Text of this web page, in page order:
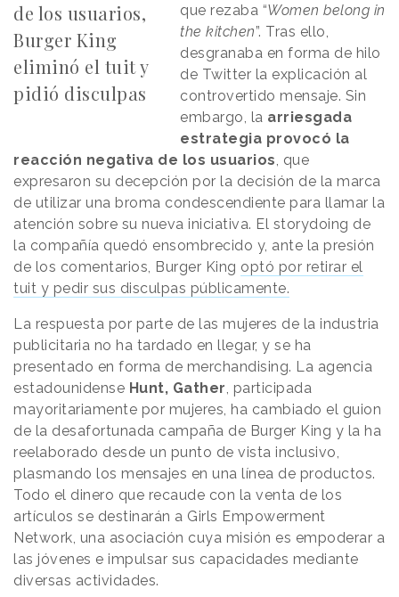
de los usuarios,
Burger King
eliminó el tuit y
pidió disculpas
que rezaba “Women belong in
the kitchen”. Tras ello,
desgranaba en forma de hilo
de Twitter la explicación al
controvertido mensaje. Sin
embargo, la arriesgada
estrategia provocó la
reacción negativa de los usuarios, que
expresaron su decepción por la decisión de la marca
de utilizar una broma condescendiente para llamar la
atención sobre su nueva iniciativa. El storydoing de
la compañía quedó ensombrecido y, ante la presión
de los comentarios, Burger King optó por retirar el
tuit y pedir sus disculpas públicamente.
La respuesta por parte de las mujeres de la industria
publicitaria no ha tardado en llegar, y se ha
presentado en forma de merchandising. La agencia
estadounidense Hunt, Gather, participada
mayoritariamente por mujeres, ha cambiado el guion
de la desafortunada campaña de Burger King y la ha
reelaborado desde un punto de vista inclusivo,
plasmando los mensajes en una línea de productos.
Todo el dinero que recaude con la venta de los
artículos se destinarán a Girls Empowerment
Network, una asociación cuya misión es empoderar a
las jóvenes e impulsar sus capacidades mediante
diversas actividades.